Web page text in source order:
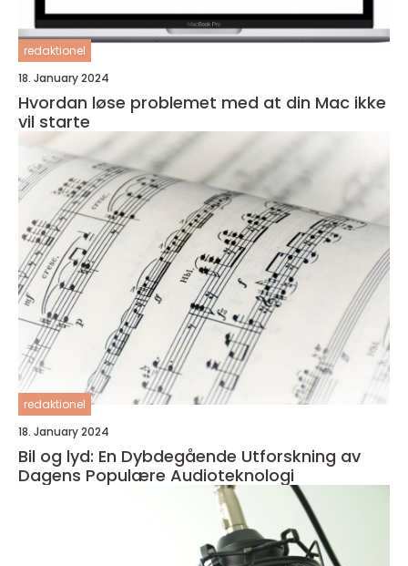
redaktionel
18. January 2024
Hvordan løse problemet med at din Mac ikke
vil starte
redaktionel
18. January 2024
Bil og lyd: En Dybdegående Utforskning av
Dagens Populære Audioteknologi